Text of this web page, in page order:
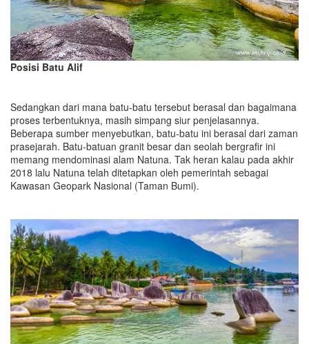
Posisi Batu Alif
Sedangkan dari mana batu-batu tersebut berasal dan bagaimana
proses terbentuknya, masih simpang siur penjelasannya.
Beberapa sumber menyebutkan, batu-batu ini berasal dari zaman
prasejarah. Batu-batuan granit besar dan seolah bergrafir ini
memang mendominasi alam Natuna. Tak heran kalau pada akhir
2018 lalu Natuna telah ditetapkan oleh pemerintah sebagai
Kawasan Geopark Nasional (Taman Bumi).